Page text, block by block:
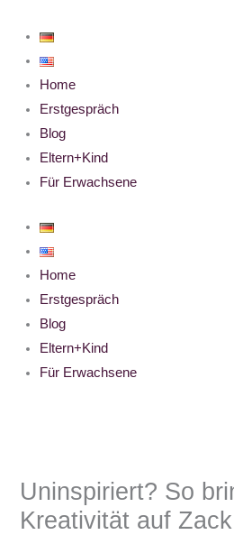
Inhalt
springen
Home
Erstgespräch
Blog
Eltern+Kind
Für Erwachsene
Home
Erstgespräch
Blog
Eltern+Kind
Für Erwachsene
Uninspiriert? So
Kreativität auf Zack